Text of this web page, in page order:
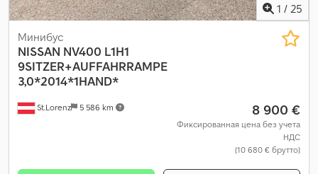
1 / 25
St.Lorenz 5 586 km
Минибус
NISSAN NV400 L1H1
9SITZER+AUFFAHRRAMPE
3,0*2014*1HAND*
8 900 €
Фиксированная цена без учета
НДС
(10 680 € брутто)